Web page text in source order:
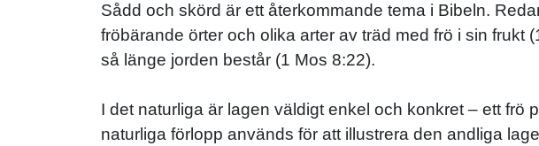
Sådd och skörd är ett återkommande tema i Bibeln.
fröbärande örter och olika arter av träd med frö i sin
så länge jorden består (1 Mos 8:22).
I det naturliga är lagen väldigt enkel och konkret – ett frö
naturliga förlopp används för att illustrera den andliga